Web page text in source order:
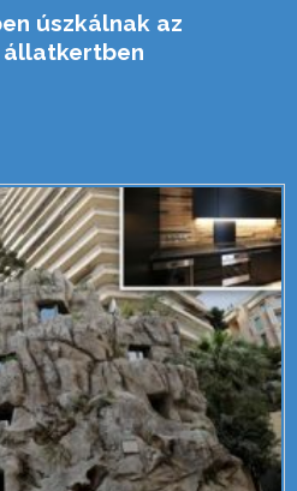
úszkálnak az